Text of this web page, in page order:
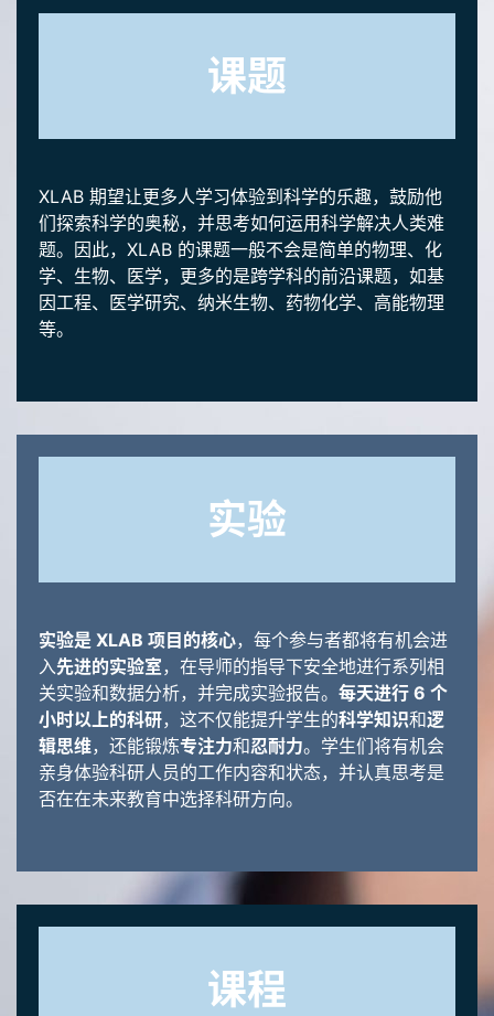
XLAB 期望让更多人学习体验到科学的乐趣，鼓励他
们探索科学的奥秘，并思考如何运用科学解决人类难
题。因此，XLAB 的课题一般不会是简单的物理、化
学、生物、医学，更多的是跨学科的前沿课题，如基
因工程、医学研究、纳米生物、药物化学、高能物理
等。
课题
实验
实验是 XLAB 项目的核心，每个参与者都将有机会进
入先进的实验室，在导师的指导下安全地进行系列相
关实验和数据分析，并完成实验报告。 每天进行 6 个
小时以上的科研，这不仅能提升学生的科学知识和逻
辑思维，还能锻炼专注力和忍耐力。学生们将有机会
亲身体验科研人员的工作内容和状态，并认真思考是
否在在未来教育中选择科研方向。
课程